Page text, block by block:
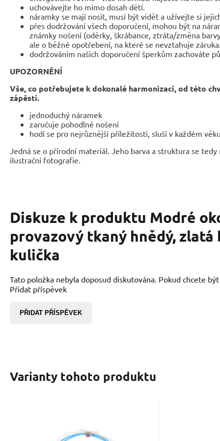
uchovávejte ho mimo dosah dětí.
náramky se mají nosit, musí být vidět a užívejte si
přes dodržování všech doporučení, mohou být na
známky nošení (oděrky, škrábance, ztráta/změna
ale o běžné opotřebení, na které se nevztahuje
dodržováním našich doporučení šperkům zachováte
UPOZORNĚNÍ
Vše, co potřebujete k dokonalé harmonizaci, od této
zápěstí.
jednoduchý náramek
zaručuje pohodlné nošení
hodí se pro nejrůznější příležitosti, sluší v každém
Jedná se o přírodní materiál. Jeho barva a struktura se
ilustrační fotografie.
Diskuze k produktu Modré
provazový tkaný hnědý, zlatá
kulička
Tato položka nebyla doposud diskutována. Pokud chcete
Přidat příspěvek
PŘIDAT PŘÍSPĚVEK
Varianty tohoto produktu
Modré oko náramek
165Kč